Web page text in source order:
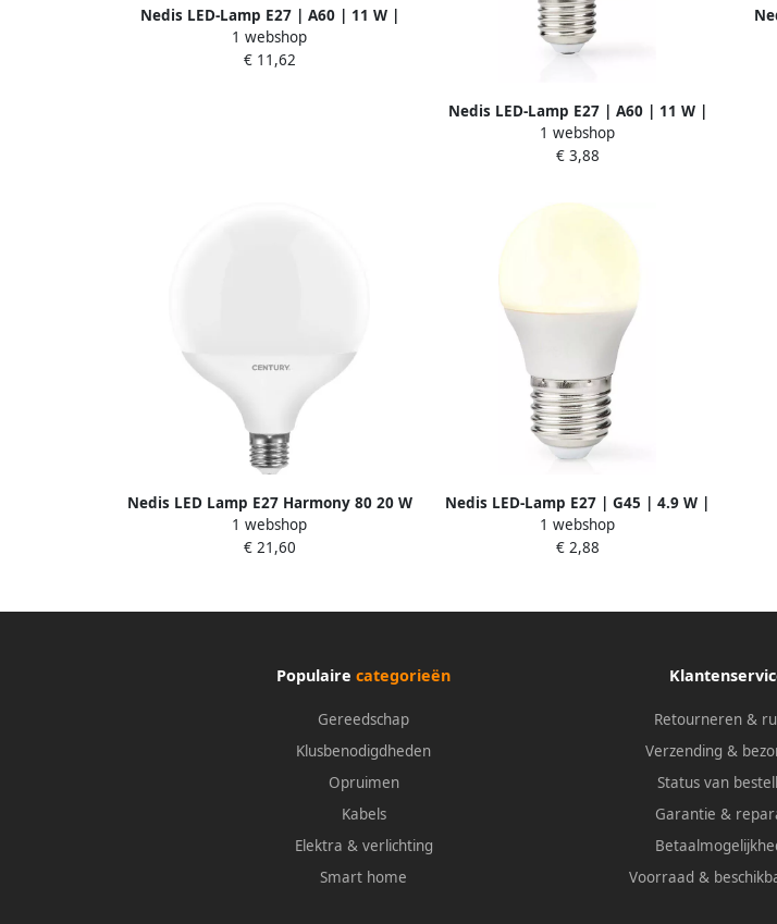
Nedis LED-Lamp E27 | A60 | 11 W |
1055 lm | 2700 K | 3 stuks | 1 stuks
LBE27A603P3
1 webshop
€ 11,62
Nedis LED-Lamp E27 | A60 | 11 W |
1055 lm | 2700 K | 1 stuks LBE27A603
1 webshop
€ 3,88
Nedis LED Lamp E27 Harmony 80 20 W
(120 W ) 2100 lm 3000 K HR80G120-
20273
1 webshop
€ 21,60
Nedis LED-Lamp E27 | G45 | 4.9 W |
470 lm | 2700 K | 1 stuks LBE27G452
1 webshop
€ 2,88
Populaire categorieën
Gereedschap
Klusbenodigdheden
Opruimen
Kabels
Elektra & verlichting
Smart home
Retourneren &
Verzending &
Status van
Garantie &
Voorraad &